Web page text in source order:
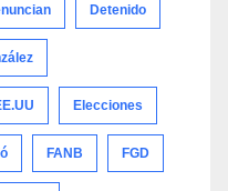
Detenido
Elecciones
FANB FGD